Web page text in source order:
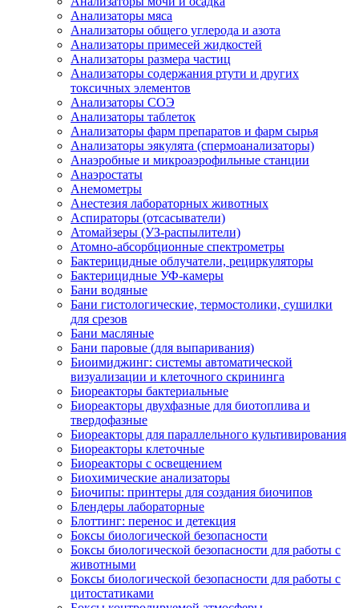
Анализаторы мяса
Анализаторы общего углерода и азота
Анализаторы примесей жидкостей
Анализаторы размера частиц
Анализаторы содержания ртути и других
токсичных элементов
Анализаторы СОЭ
Анализаторы таблеток
Анализаторы фарм препаратов и фарм сырья
Анализаторы эякулята (спермоанализаторы)
Анаэробные и микроаэрофильные станции
Анаэростаты
Анемометры
Анестезия лабораторных животных
Аспираторы (отсасыватели)
Атомайзеры (УЗ-распылители)
Атомно-абсорбционные спектрометры
Бактерицидные облучатели, рециркуляторы
Бактерицидные УФ-камеры
Бани водяные
Бани гистологические, термостолики, сушилки
для срезов
Бани масляные
Бани паровые (для выпаривания)
Биоимиджинг: системы автоматической
визуализации и клеточного скрининга
Биореакторы бактериальные
Биореакторы двухфазные для биотоплива и
твердофазные
Биореакторы для параллельного культивирования
Биореакторы клеточные
Биореакторы с освещением
Биохимические анализаторы
Биочипы: принтеры для создания биочипов
Блендеры лабораторные
Блоттинг: перенос и детекция
Боксы биологической безопасности
Боксы биологической безопасности для работы с
животными
Боксы биологической безопасности для работы с
цитостатиками